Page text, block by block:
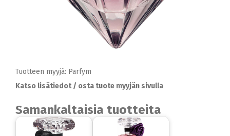
Tuotteen myyjä: Parfym
Katso lisätiedot / osta tuote myyjän sivulla
Samankaltaisia tuotteita